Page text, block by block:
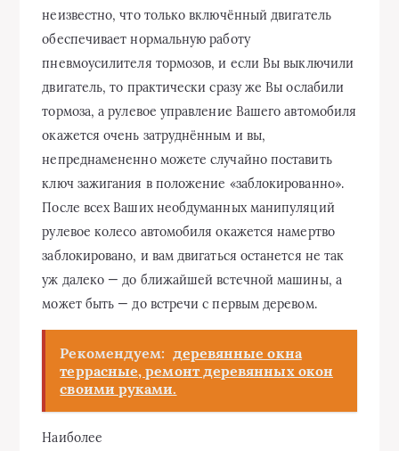
неизвестно, что только включённый двигатель
обеспечивает нормальную работу
пневмоусилителя тормозов, и если Вы выключили
двигатель, то практически сразу же Вы ослабили
тормоза, а рулевое управление Вашего автомобиля
окажется очень затруднённым и вы,
непреднамененно можете случайно поставить
ключ зажигания в положение «заблокированно».
После всех Ваших необдуманных манипуляций
рулевое колесо автомобиля окажется намертво
заблокировано, и вам двигаться останется не так
уж далеко — до ближайшей встечной машины, а
может быть — до встречи с первым деревом.
Рекомендуем: деревянные окна
террасные, ремонт деревянных окон
своими руками.
Наиболее